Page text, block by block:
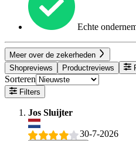
Echte
Meer over de zekerheden
Shopreviews
Productreviews
Sorteren
Filters
Jos Sluijter
30-7-2026